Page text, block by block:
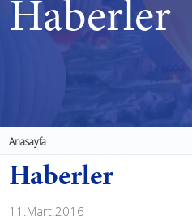
Haberler
Anasayfa
Haberler
11.Mart.2016